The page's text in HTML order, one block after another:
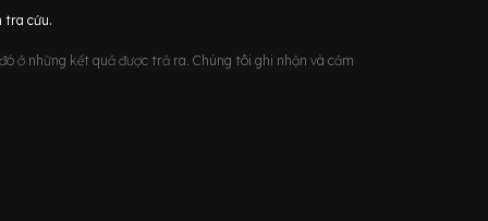
tra cứu.
ở những kết quả được trả ra. Chúng tôi ghi nhận và cảm